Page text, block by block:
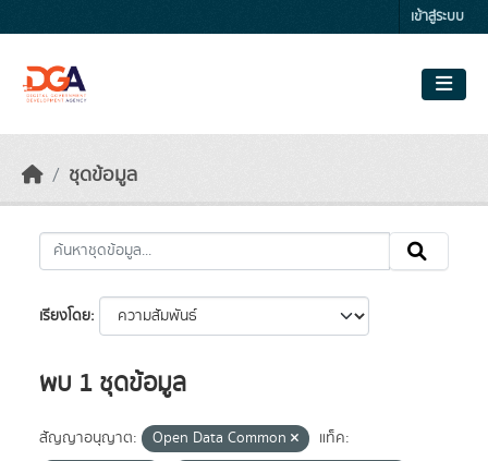
เข้าสู่ระบบ
ชุดข้อมูล
เรียงโดย
พบ 1 ชุดข้อมูล
สัญญาอนุญาต: Open Data Common
แท็ค: